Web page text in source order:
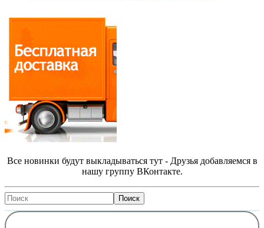
Все новинки будут выкладываться тут - Друзья добавляемся в
нашу группу ВКонтакте.